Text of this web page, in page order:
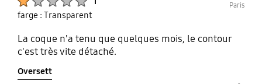
Paris
farge : Transparent
La coque n'a tenu que quelques mois, le contour
c'est très vite détaché.
Oversett